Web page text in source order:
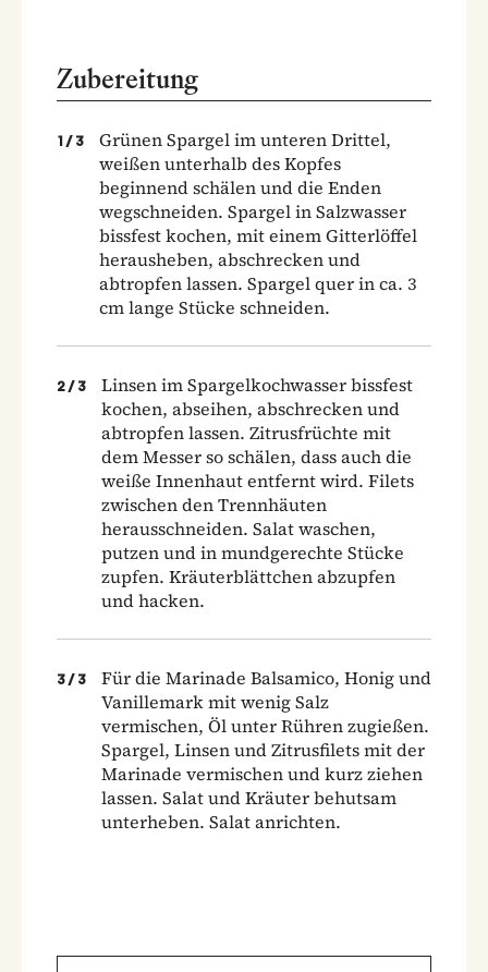
Zubereitung
1 / 3
Grünen Spargel im unteren Drittel,
weißen unterhalb des Kopfes
beginnend schälen und die Enden
wegschneiden. Spargel in Salzwasser
bissfest kochen, mit einem Gitterlöffel
herausheben, abschrecken und
abtropfen lassen. Spargel quer in ca. 3
cm lange Stücke schneiden.
2 / 3
Linsen im Spargelkochwasser bissfest
kochen, abseihen, abschrecken und
abtropfen lassen. Zitrusfrüchte mit
dem Messer so schälen, dass auch die
weiße Innenhaut entfernt wird. Filets
zwischen den Trennhäuten
herausschneiden. Salat waschen,
putzen und in mundgerechte Stücke
zupfen. Kräuterblättchen abzupfen
und hacken.
3 / 3
Für die Marinade Balsamico, Honig und
Vanillemark mit wenig Salz
vermischen, Öl unter Rühren zugießen.
Spargel, Linsen und Zitrusfilets mit der
Marinade vermischen und kurz ziehen
lassen. Salat und Kräuter behutsam
unterheben. Salat anrichten.